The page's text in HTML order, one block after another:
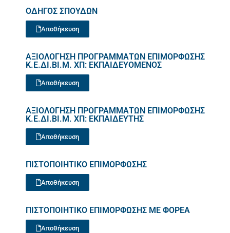
ΟΔΗΓΟΣ ΣΠΟΥΔΩΝ
Αποθήκευση
ΑΞΙΟΛΟΓΗΣΗ ΠΡΟΓΡΑΜΜΑΤΩΝ ΕΠΙΜΟΡΦΩΣΗΣ
Κ.Ε.ΔΙ.ΒΙ.Μ. ΧΠ: ΕΚΠΑΙΔΕΥΟΜΕΝΟΣ
Αποθήκευση
ΑΞΙΟΛΟΓΗΣΗ ΠΡΟΓΡΑΜΜΑΤΩΝ ΕΠΙΜΟΡΦΩΣΗΣ
Κ.Ε.ΔΙ.ΒΙ.Μ. ΧΠ: ΕΚΠΑΙΔΕΥΤΗΣ
Αποθήκευση
ΠΙΣΤΟΠΟΙΗΤΙΚΟ ΕΠΙΜΟΡΦΩΣΗΣ
Αποθήκευση
ΠΙΣΤΟΠΟΙΗΤΙΚΟ ΕΠΙΜΟΡΦΩΣΗΣ ΜΕ ΦΟΡΕΑ
Αποθήκευση